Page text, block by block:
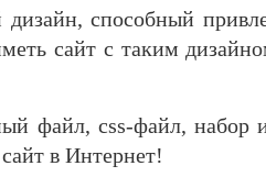
способный
сайт с таким
файл, css-файл,
в Интернет!